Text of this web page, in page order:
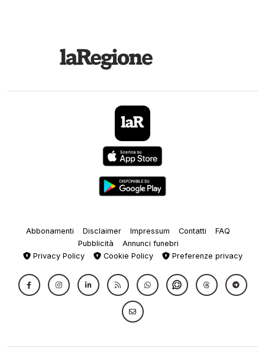
Abbonamenti Disclaimer Impressum Contatti
FAQ
Pubblicità
Annunci funebri
Privacy Policy
Cookie Policy Preferenze privacy